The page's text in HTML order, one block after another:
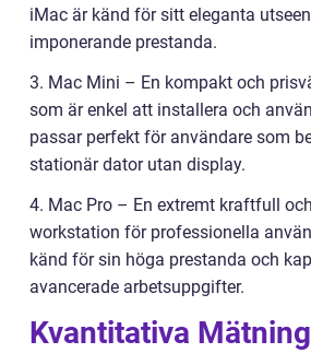
iMac är känd för sitt eleganta
imponerande prestanda.
3. Mac Mini – En kompakt och
som är enkel att installera och
passar perfekt för användare som
stationär dator utan display.
4. Mac Pro – En extremt kraftfull
workstation för professionella
känd för sin höga prestanda och
avancerade arbetsuppgifter.
Kvantitativa